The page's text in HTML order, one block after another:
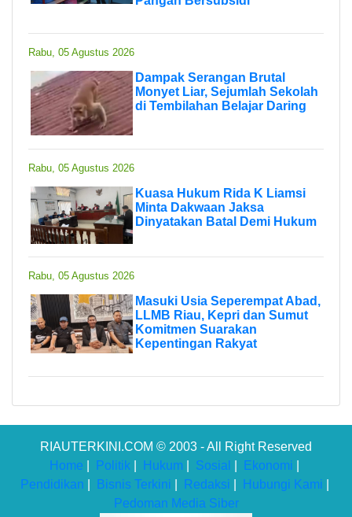
Rabu, 05 Agustus 2026
Dampak Serangan Brutal
Monyet Liar, Sejumlah Sekolah
di Tembilahan Belajar Daring
Rabu, 05 Agustus 2026
Kuasa Hukum Rida K Liamsi
Minta Dakwaan Jaksa
Dinyatakan Batal Demi Hukum
Rabu, 05 Agustus 2026
Masuki Usia Seperempat Abad,
LLMB Riau, Kepri dan Sumut
Komitmen Suarakan
Kepentingan Rakyat
RIAUTERKINI.COM © 2003 - All Right Reserved
Home
Politik Hukum Sosial Ekonomi
Pendidikan
Bisnis Terkini Redaksi Hubungi Kami
Pedoman Media Siber